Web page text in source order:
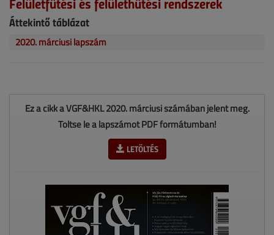
Áttekintő táblázat
2020. márciusi lapszám
Ez a cikk a VGF&HKL 2020. márciusi számában jelent meg.
Töltse le a lapszámot PDF formátumban!
LETÖLTÉS